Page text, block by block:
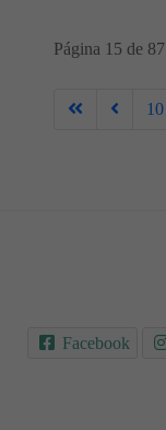
Página 15 de 87
10
Facebook